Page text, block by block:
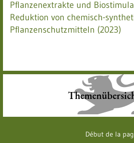
Pflanzenextrakte und
Reduktion von chemisch-
Pflanzenschutzmitteln (2023)
Début de la